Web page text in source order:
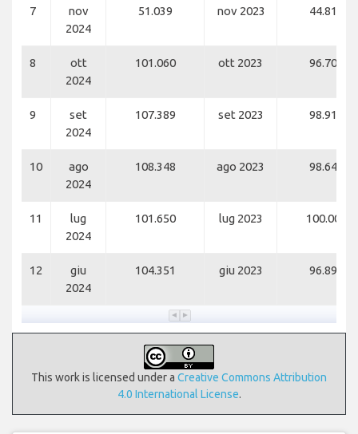
7
nov
2024
51.039 nov 2023 44.814
8
ott
2024
101.060 ott 2023 96.700
9
set
2024
107.389 set 2023 98.914
10
ago
2024
108.348 ago 2023 98.648
11
lug
2024
101.650 lug 2023 100.009
12
giu
2024
104.351 giu 2023 96.891
This work is licensed under a Creative Commons Attribution
4.0 International License.